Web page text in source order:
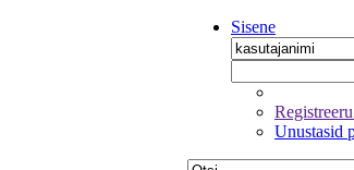
Sisene
Unustasid